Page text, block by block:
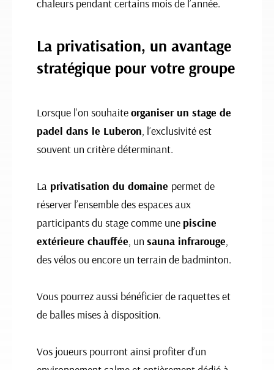
chaleurs pendant certains mois de l’année.
La privatisation, un avantage
stratégique pour votre groupe
Lorsque l’on souhaiteorganiser un stage de
padel dans le Luberon, l’exclusivité est
souvent un critère déterminant.
La privatisation du domaine permet de
réserver l’ensemble des espaces aux
participants du stage comme une piscine
extérieure chauffée, un sauna infrarouge,
des vélos ou encore un terrain de badminton.
Vous pourrez aussi bénéficier de raquettes et
de balles mises à disposition.
Vos joueurs pourront ainsi profiter d’un